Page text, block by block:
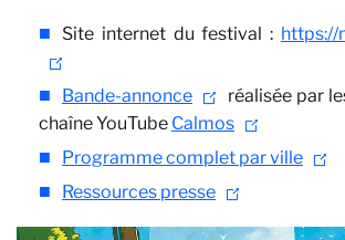
Site internet du festival : https://
Bande-annonce
réalisée par
chaîne YouTube Calmos
Programme complet par ville
Ressources presse